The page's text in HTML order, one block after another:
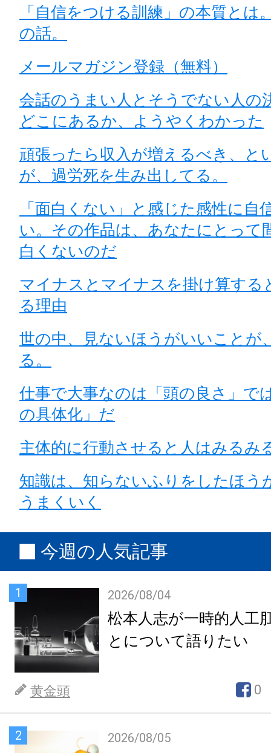
「自信をつける訓練」の本質とは
の話。
メールマガジン登録（無料）
会話のうまい人とそうでない人の
どこにあるか、ようやくわかった
頑張ったら収入が増えるべき、と
が、過労死を生み出してる。
「面白くない」と感じた感性に自
い。その作品は、あなたにとって
白くないのだ
マイナスとマイナスを掛け算する
る理由
世の中、見ないほうがいいことが
る。
仕事で大事なのは「頭の良さ」で
の具体化」だ
主体的に行動させると人はみるみ
知識は、知らないふりをしたほう
うまくいく
今週の人気記事
1 2026/08/04
松本人志が一時的人工
とについて語りたい
黄金頭 0
2 2026/08/05